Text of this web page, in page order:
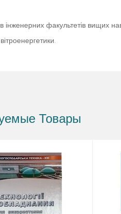
інженерних факультетів вищих
Товары